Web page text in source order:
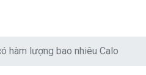
hàm lượng bao nhiêu Calo